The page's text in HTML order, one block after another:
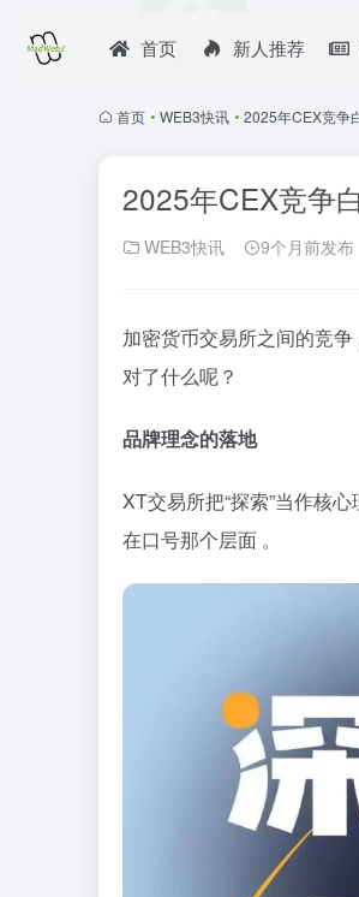
首页 新人推荐
首页 • WEB3快讯 • 2025年CEX竞争
2025年CEX竞争
WEB3快讯 9个月前发布
加密货币交易所之间的竞
对了什么呢？
品牌理念的落地
XT交易所把“探索”当作核
在口号那个层面 。